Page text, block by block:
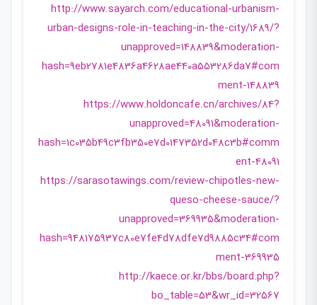
http://www.sayarch.com/educational-urbanism-
urban-designs-role-in-teaching-in-the-city/1689/?
unapproved=148839&moderation-
hash=9eb2781e4836a4628ae440a553286da7#com
ment-148839
https://www.holdoncafe.cn/archives/84?
unapproved=48091&moderation-
hash=1c035b49c3fb350e7d0147352d048c3b#comm
ent-48091
https://sarasotawings.com/review-chipotles-new-
queso-cheese-sauce/?
unapproved=369935&moderation-
hash=948175937c80e7fe4d78dfe7d9885c34#com
ment-369935
http://kaece.or.kr/bbs/board.php?
bo_table=53&wr_id=32567